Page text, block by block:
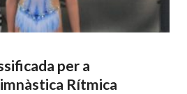
per a
Rítmica